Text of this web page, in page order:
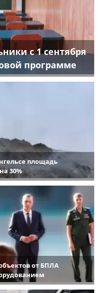
с 1 сентября
программе
площадь
30%
от БПЛА